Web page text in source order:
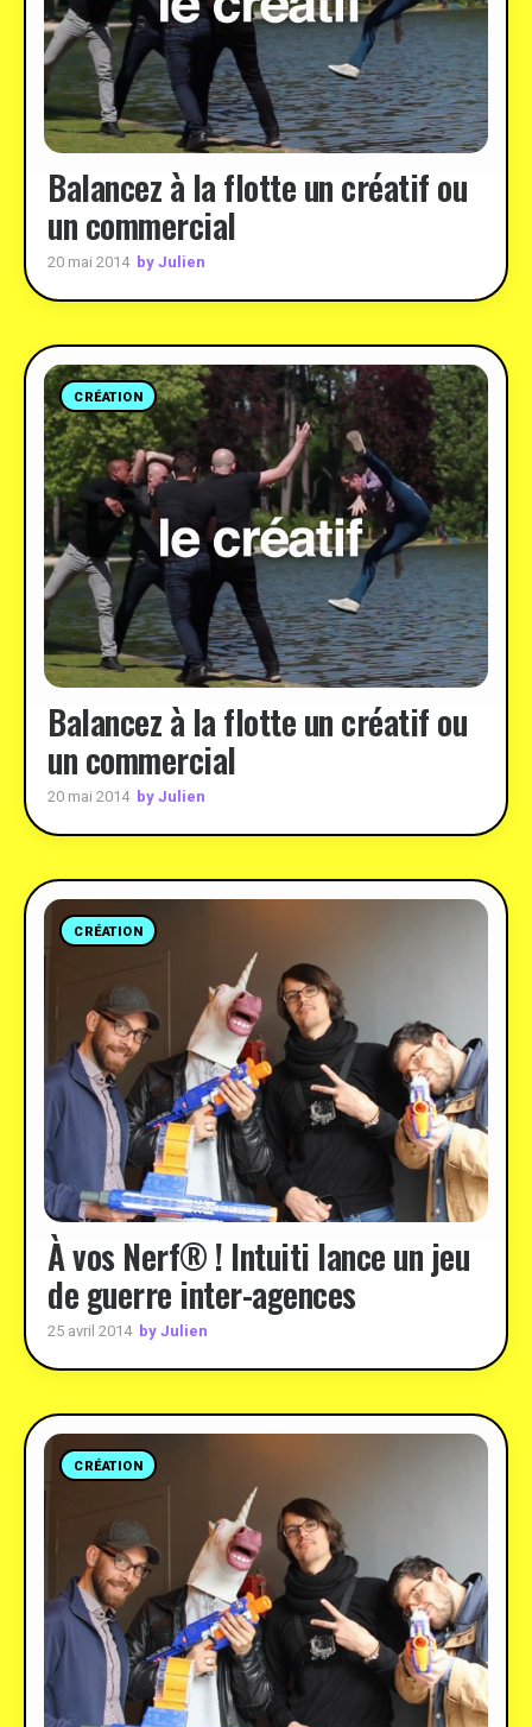
Balancez à la flotte un créatif ou
un commercial
20 mai 2014 by Julien
CRÉATION
Balancez à la flotte un créatif ou
un commercial
20 mai 2014 by Julien
CRÉATION
À vos Nerf® ! Intuiti lance un jeu
de guerre inter-agences
25 avril 2014 by Julien
CRÉATION